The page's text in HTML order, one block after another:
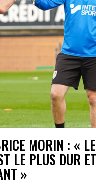
MORIN : «
LE PLUS DUR
»